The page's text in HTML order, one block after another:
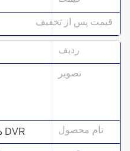
DVR داهوا DH-XVR5116HS-I3